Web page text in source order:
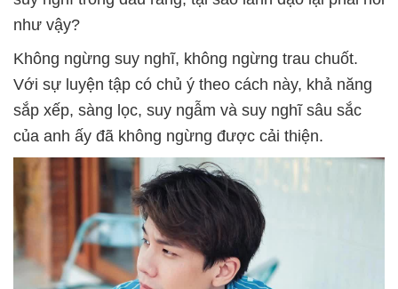
như vậy?
Không ngừng suy nghĩ, không ngừng trau chuốt.
Với sự luyện tập có chủ ý theo cách này, khả năng
sắp xếp, sàng lọc, suy ngẫm và suy nghĩ sâu sắc
của anh ấy đã không ngừng được cải thiện.